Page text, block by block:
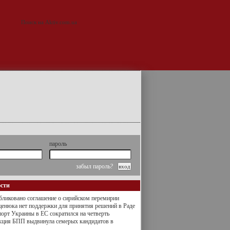
пароль
забыл пароль?
соглашение о сирийском перемирии
нет поддержки для принятия решений в Раде
Украины в ЕС сократился на четверть
БПП выдвинула семерых кандидатов в